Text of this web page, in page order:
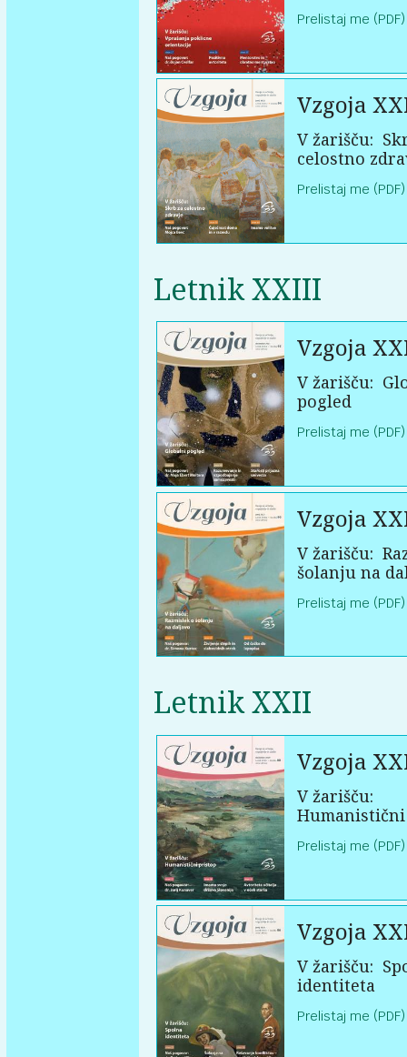
Prelistaj me (PDF)
Vzgoja
V žarišču:
celostno
Prelistaj me (PDF)
Letnik XXIII
Vzgoja
V žarišču:
pogled
Prelistaj me (PDF)
Vzgoja
V žarišču:
šolanju na
Prelistaj me (PDF)
Letnik XXII
Vzgoja
V žarišču:
Prelistaj me (PDF)
Vzgoja
V žarišču:
identiteta
Prelistaj me (PDF)